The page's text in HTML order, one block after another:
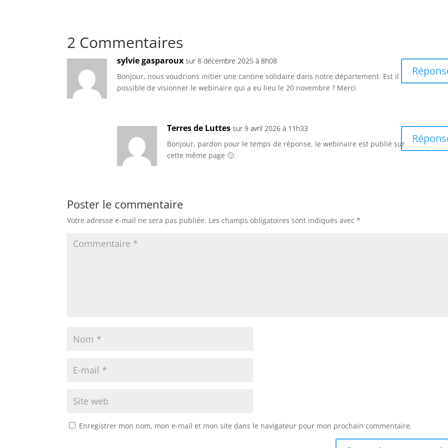
2 Commentaires
sylvie gasparoux sur 8 décembre 2025 à 8h08
Bonjour, nous voudrions initier une cantine solidaire dans notre département. Est il
possible de visionner le webinaire qui a eu lieu le 20 novembre ? Merci
Terres de Luttes sur 9 avril 2026 à 11h33
Bonjour, pardon pour le temps de réponse, le webinaire est publié sur
cette même page 🙂
Poster le commentaire
Votre adresse e-mail ne sera pas publiée. Les champs obligatoires sont indiqués avec*
Enregistrer mon nom, mon e-mail et mon site dans le navigateur pour mon prochain commentaire.